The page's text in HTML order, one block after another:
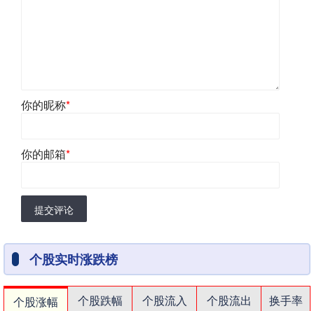
你的昵称*
你的邮箱*
提交评论
个股实时涨跌榜
个股涨幅 个股跌幅 个股流入 个股流出
换手率